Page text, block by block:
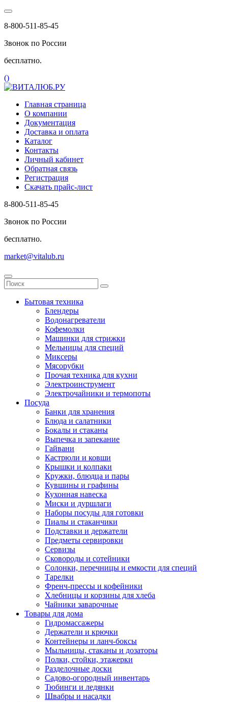
8-800-511-85-45
Звонок по России
бесплатно.
()
Главная страница
О компании
Документация
Доставка и оплата
Каталог
Контакты
Личный кабинет
Обратная связь
Регистрация
Скачать прайс-лист
8-800-511-85-45
Звонок по России
бесплатно.
market@vitalub.ru
Бытовая техника
Блендеры
Водонагреватели
Кофемолки
Машинки для стрижки
Мельницы для специй
Миксеры
Мясорубки
Прочая техника для кухни
Электроинструмент
Электрочайники и термопоты
Посуда
Банки для хранения
Блюда и салатники
Бокалы и стаканы
Выпечка и запекание
Гайвани
Кастрюли и ковши
Крышки и колпаки
Кружки, блюдца и пары
Кувшины и графины
Кухонная навеска
Миски и дуршлаги
Наборы посуды для готовки
Пиалы и стаканчики
Подставки и держатели
Предметы сервировки
Сервизы
Сковороды и сотейники
Солонки, перечницы и емкости для специй
Тарелки
Френч-прессы и кофейники
Хлебницы и корзины для хлеба
Чайники заварочные
Товары для дома
Гидромассажеры
Держатели и крючки
Контейнеры и ланч-боксы
Мыльницы, стаканы и дозаторы
Полки, стойки, этажерки
Разделочные доски
Садово-огородный инвентарь
Тюбинги и ледянки
Швабры и насадки